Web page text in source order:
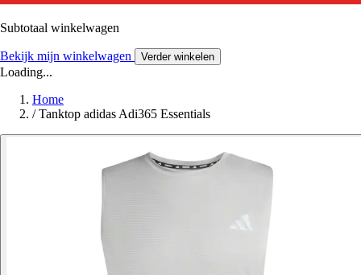
Subtotaal winkelwagen
Bekijk mijn winkelwagen Verder winkelen
Loading...
Home
/ Tanktop adidas Adi365 Essentials